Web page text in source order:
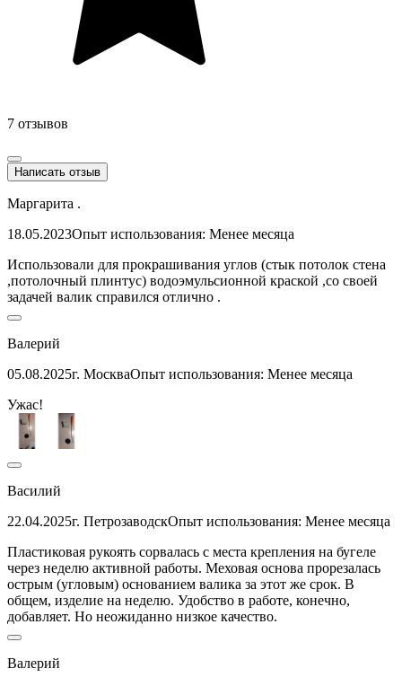
7 отзывов
Написать отзыв
Маргарита .
18.05.2023Опыт использования: Менее месяца
Использовали для прокрашивания углов (стык потолок стена
,потолочный плинтус) водоэмульсионной краской ,со своей
задачей валик справился отлично .
Валерий
05.08.2025г. МоскваОпыт использования: Менее месяца
Ужас!
Василий
22.04.2025г. ПетрозаводскОпыт использования: Менее месяца
Пластиковая рукоять сорвалась с места крепления на бугеле
через неделю активной работы. Меховая основа прорезалась
острым (угловым) основанием валика за этот же срок. В
общем, изделие на неделю. Удобство в работе, конечно,
добавляет. Но неожиданно низкое качество.
Валерий